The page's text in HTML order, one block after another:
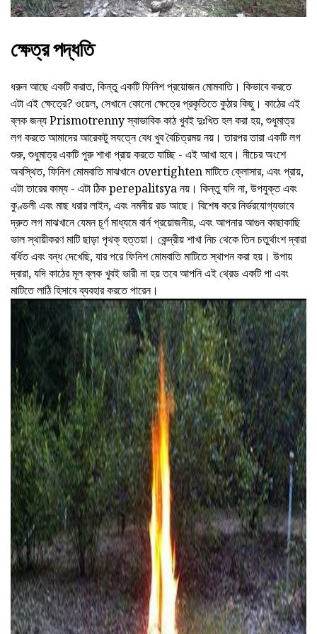
ক্ষেত্র পদ্ধতি
ধরুন আছে একটি করাত, কিন্তু একটি ফিনিশ প্রয়োজন মোমবাতি। কিভাবে করতে
এটা এই ক্ষেত্রে? ওয়েল, সেখানে কোনো ক্ষেত্রে প্রকৃতিতে কুঠার কিছু। কাঠের এই
ব্লক জন্য Prismotrenny স্বাভাবিক কাঠ খুবই দুঃখিত হল করা হয়, শুধুমাত্র
লগ করতে আমাদের আরেকটু সযত্নে বেধ খুব বৈচিত্রময় নয়। তারপর তারা একটি লগ
শুরু, শুধুমাত্র একটি পুরু শাখা প্রায় করতে যাচ্ছি - এই আখা হবে। নীচের অংশে
অবস্থিত, ফিনিশ মোমবাতি মাঝখানে overtighten মাটিতে ক্লোসার, এবং প্রায়,
এটা তারের কাম্য - এটা ঠিক perepalitsya নয়। কিন্তু যদি না, উপযুক্ত এবং
কুণ্ডলী এবং মাছ ধরার লাইন, এবং নমনীয় রড আছে। বিশেষ করে নির্ভরযোগ্যভাবে
দ্রুত লগ মাঝখানে যেমন চূর্ণ মাধ্যমে বার্ন প্রয়োজনীয়, এবং আপনার আগুন কাছাকাছি
ভাল স্থায়ীকরণ মাটি ছাড়া পৃথক্ হত্তয়া। কেন্দ্রীয় শাখা নিচ থেকে তিন চতুর্থাংশ দ্বারা
বর্ধিত এবং বন্ধ দেখেছি, যার পরে ফিনিশ মোমবাতি মাটিতে স্থাপন করা হয়। উপায়
দ্বারা, যদি কাঠের মূল ব্লক খুবই ভারী না হয় তবে আপনি এই থ্রেড একটি পা এবং
মাটিতে লাঠি হিসাবে ব্যবহার করতে পারেন।